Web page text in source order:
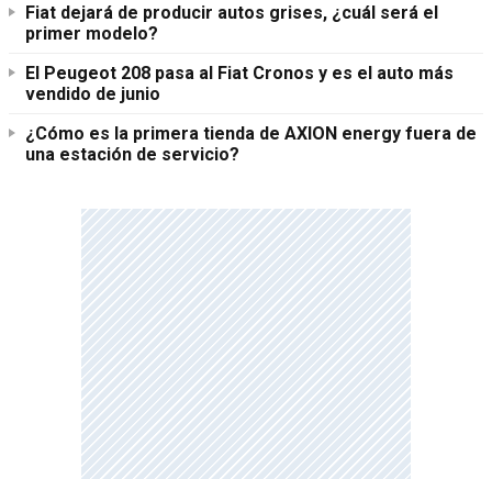
Fiat dejará de producir autos grises, ¿cuál será el
primer modelo?
El Peugeot 208 pasa al Fiat Cronos y es el auto más
vendido de junio
¿Cómo es la primera tienda de AXION energy fuera de
una estación de servicio?